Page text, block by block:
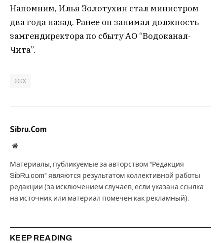
Напомним, Илья Золотухин стал министром
два года назад. Ранее он занимал должность
замгендиректора по сбыту АО “Водоканал-
Чита”.
жкх
Sibru.Com
Website
Материалы, публикуемые за авторством "Редакция
SibRu.com" являются результатом коллективной работы
редакции (за исключением случаев, если указана ссылка
на источник или материал помечен как рекламный).
KEEP READING